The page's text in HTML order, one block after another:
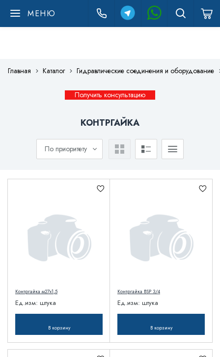
МЕНЮ
Главная Каталог Гидравлические соединения и оборудование
Получить консультацию
КОНТРГАЙКА
По приоритету
Контргайка м27х1,5
Ед.изм: штука
В корзину
Контргайка BSP 3/4
Ед.изм: штука
В корзину